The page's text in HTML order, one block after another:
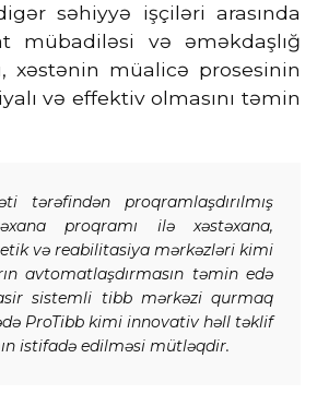
səhiyyə işçiləri arasında
mübadiləsi və əməkdaşlığ
xəstənin müalicə prosesinin
və effektiv olmasını təmin
tərəfindən proqramlaşdırılmış
proqramı ilə xəstəxana,
və reabilitasiya mərkəzləri kimi
avtomatlaşdırmasın təmin edə
sistemli tibb mərkəzi qurmaq
ProTibb kimi innovativ həll təklif
istifadə edilməsi mütləqdir.